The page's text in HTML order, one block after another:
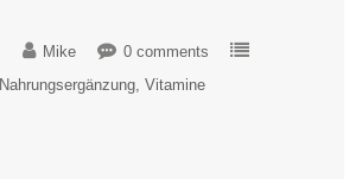
Mike
0 comments
Nahrungsergänzung Vitamine